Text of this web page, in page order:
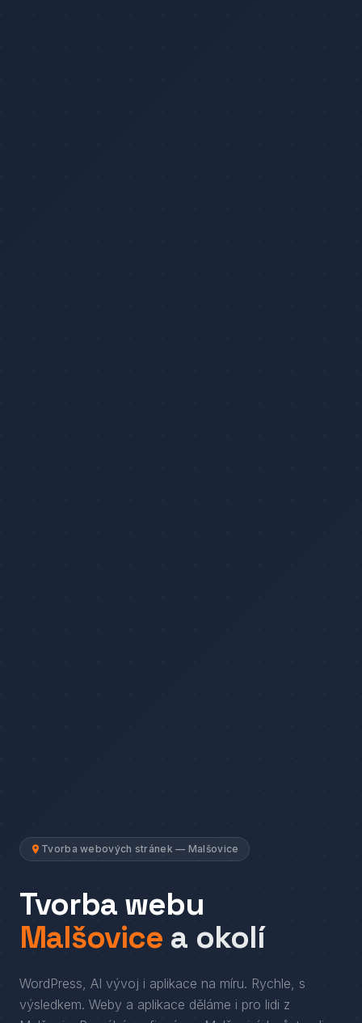
Tvorba webových stránek — Malšovice
Tvorba webu
Malšovice a okolí
WordPress, AI vývoj i aplikace na míru. Rychle, s
výsledkem. Weby a aplikace děláme i pro lidi z